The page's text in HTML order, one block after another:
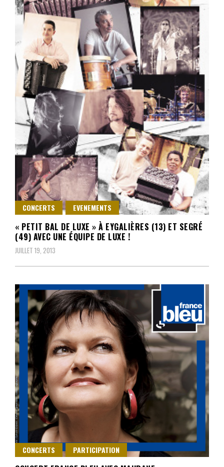
CONCERTS EVENEMENTS
« PETIT BAL DE LUXE » À EYGALIÈRES (13) ET SEGRÉ
(49) AVEC UNE ÉQUIPE DE LUXE !
JUILLET 19, 2013
CONCERTS PARTICIPATION